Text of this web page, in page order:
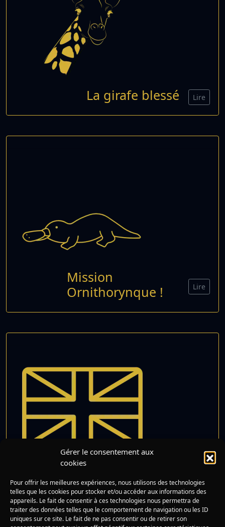
Gérer le consentement aux
cookies
Pour offrir les meilleures expériences, nous utilisons des technologies
telles que les cookies pour stocker et/ou accéder aux informations des
appareils. Le fait de consentir à ces technologies nous permettra de
traiter des données telles que le comportement de navigation ou les ID
uniques sur ce site. Le fait de ne pas consentir ou de retirer son
La girafe blessé Lire
Mission
Ornithorynque !
Lire
Briques Invisibles
Lire